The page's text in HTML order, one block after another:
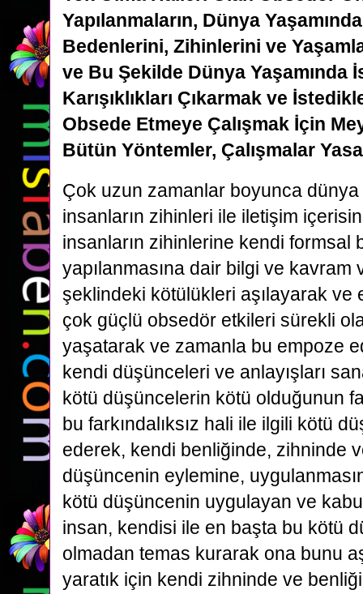
Yapılanmaların, Dünya
Bedenlerini, Zihinlerini ve
ve Bu Şekilde Dünya Yaşamında
Karışıklıkları Çıkarmak ve
Obsede Etmeye Çalışmak İçin
Bütün Yöntemler, Çalışmalar
Çok uzun zamanlar boyunca dünya
insanların zihinleri ile iletişim
insanların zihinlerine kendi formsal
yapılanmasına dair bilgi ve kavram
şeklindeki kötülükleri aşılayarak ve
çok güçlü obsedör etkileri sürekli
yaşatarak ve zamanla bu empoze
kendi düşünceleri ve anlayışları
kötü düşüncelerin kötü olduğunun
bu farkındalıksız hali ile ilgili kötü
ederek, kendi benliğinde, zihninde
düşüncenin eylemine,
kötü düşüncenin uygulayan ve
insan, kendisi ile en başta bu kötü
olmadan temas kurarak ona bunu
yaratık için kendi zihninde ve